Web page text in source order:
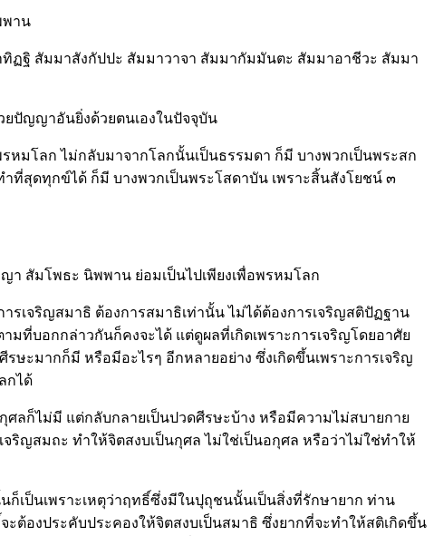
พาน
ฏฐิ สัมมาสังกัปปะ สัมมาวาจา สัมมากัมมันตะ สัมมาอาชีวะ สัมมา
ยปัญญาอันยิ่งด้วยตนเองในปัจจุบัน
มโลก ไม่กลับมาจากโลกนั้นเป็นธรรมดา ก็มี บางพวกเป็นพระสก
ที่สุดทุกข์ได้ ก็มี บางพวกเป็นพระโสดาบัน เพราะสิ้นสังโยชน์ ๓
า สัมโพธะ นิพพาน ย่อมเป็นไปเพียงเพื่อพรหมโลก
รเจริญสมาธิ ต้องการสมาธิเท่านั้น ไม่ได้ต้องการเจริญสติปัฏฐาน
ที่บอกกล่าวกันก็คงจะได้ แต่ดูผลที่เกิดเพราะการเจริญโดยอาศัย
ษะมากก็มี หรือมีอะไรๆ อีกหลายอย่าง ซึ่งเกิดขึ้นเพราะการเจริญ
กได้
ลก็ไม่มี แต่กลับกลายเป็นปวดศีรษะบ้าง หรือมีความไม่สบายกาย
ริญสมถะ ทำให้จิตสงบเป็นกุศล ไม่ใช่เป็นอกุศล หรือว่าไม่ใช่ทำให้
เป็นเพราะเหตุว่าฤทธิ์ซึ่งมีในปุถุชนนั้นเป็นสิ่งที่รักษายาก ท่าน
ะต้องประคับประคองให้จิตสงบเป็นสมาธิ ซึ่งยากที่จะทำให้สติเกิดขึ้น